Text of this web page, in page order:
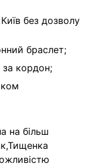
без дозволу
браслет;
за кордон;
на більш